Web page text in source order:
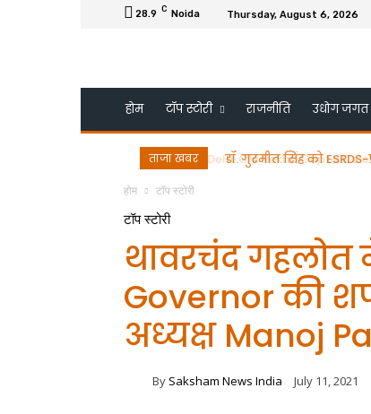
28.9 C Noida Thursday, August 6, 2026
होम टॉप स्टोरी राजनीति उधोग जगत
ताजा खबर डॉ. गुरमीत सिंह को
होम टॉप स्टोरी
टॉप स्टोरी
थावरचंद गहलोत
Governor की
अध्यक्ष Manoj
By Saksham News India July 11, 2021